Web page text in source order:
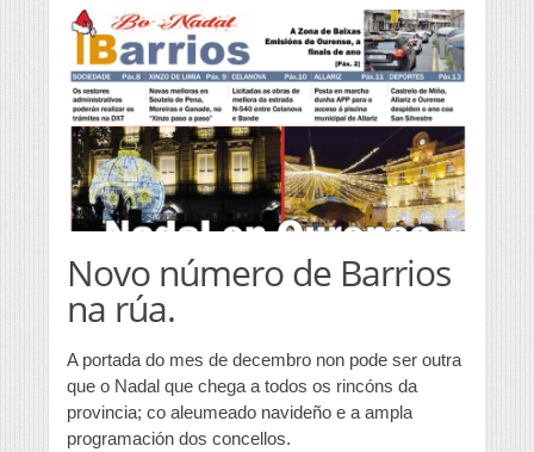
Novo número de Barrios
na rúa.
A portada do mes de decembro non pode ser outra
que o Nadal que chega a todos os rincóns da
provincia; co aleumeado navideño e a ampla
programación dos concellos.